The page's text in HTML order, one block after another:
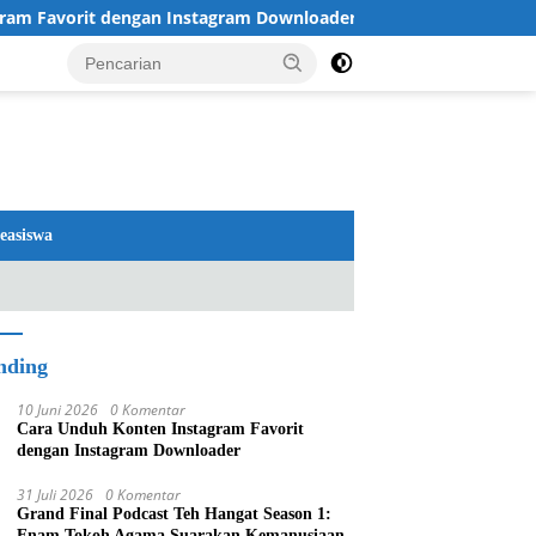
Favorit dengan Instagram Downloader
10 Juni 2026 0 Komentar
Cara Unduh Konten Instagram Favorit
dengan Instagram Downloader
31 Juli 2026 0 Komentar
Grand Final Podcast Teh Hangat Season 1: